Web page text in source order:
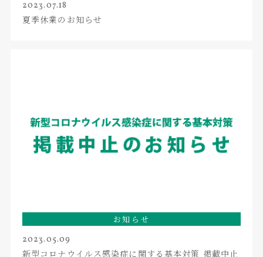
2023.07.18
夏季休業のお知らせ
お知らせ
2023.05.09
新型コロナウイルス感染症に関する基本対策 掲載中止